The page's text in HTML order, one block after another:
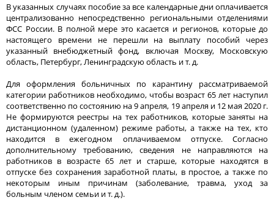
В указанных случаях пособие за все календарные дни оплачивается
централизованно непосредственно региональными отделениями
ФСС России. В полной мере это касается и регионов, которые до
настоящего времени не перешли на выплату пособий через
указанный внебюджетный фонд, включая Москву, Московскую
область, Петербург, Ленинградскую область и т. д.
Для оформления больничных по карантину рассматриваемой
категории работников необходимо, чтобы возраст 65 лет наступил
соответственно по состоянию на 9 апреля, 19 апреля и 12 мая 2020 г.
Не формируются реестры на тех работников, которые заняты на
дистанционном (удаленном) режиме работы, а также на тех, кто
находится в ежегодном оплачиваемом отпуске. Согласно
дополнительному требованию, сведения не направляются на
работников в возрасте 65 лет и старше, которые находятся в
отпуске без сохранения заработной платы, в простое, а также по
некоторым иным причинам (заболевание, травма, уход за
больным членом семьи и т. д.).